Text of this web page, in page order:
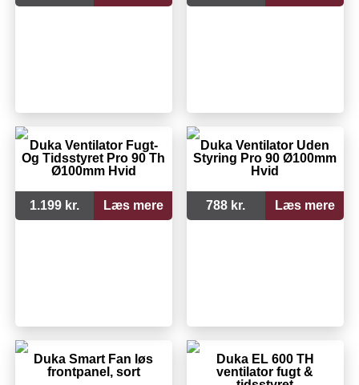
Duka Ventilator Fugt-
Og Tidsstyret Pro 90 Th
Ø100mm Hvid
1.199 kr. Læs mere
Duka Ventilator Uden
Styring Pro 90 Ø100mm
Hvid
788 kr. Læs mere
Duka Smart Fan løs
frontpanel, sort
Duka EL 600 TH
ventilator fugt &